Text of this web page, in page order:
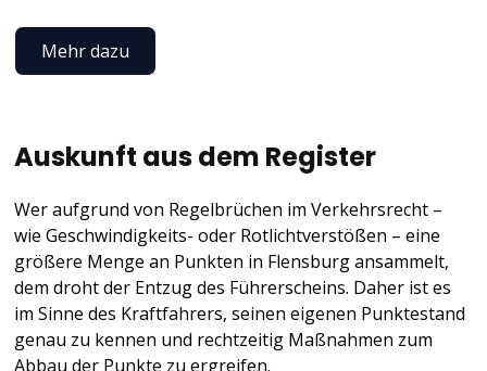
Mehr dazu
Auskunft aus dem Register
Wer aufgrund von Regelbrüchen im Verkehrsrecht –
wie Geschwindigkeits- oder Rotlichtverstößen – eine
größere Menge an Punkten in Flensburg ansammelt,
dem droht der Entzug des Führerscheins. Daher ist es
im Sinne des Kraftfahrers, seinen eigenen Punktestand
genau zu kennen und rechtzeitig Maßnahmen zum
Abbau der Punkte zu ergreifen.